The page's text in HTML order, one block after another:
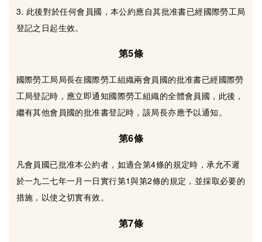
3. 此後對於任何會員國，本公約應自其批准書已經國際勞工局
登記之日起生效。
第5條
國際勞工局局長在國際勞工組織兩會員國的批准書已經國際勞
工局登記時，應立即通知國際勞工組織的全體會員國，此後，
繼有其他會員國的批准書登記時，該局長亦應予以通知。
第6條
凡會員國已批准本公約者，如適合第4條的規定時，承允不遲
於一九二七年一月一日實行第1與第2條的規定，並採取必要的
措施，以使之切實有效。
第7條